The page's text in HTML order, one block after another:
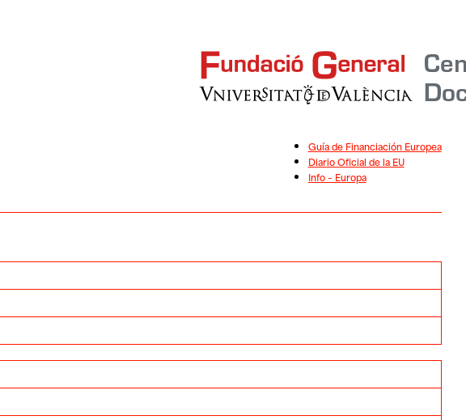
Guía de Financiación Europea
Diario Oficial de la EU
Info – Europa